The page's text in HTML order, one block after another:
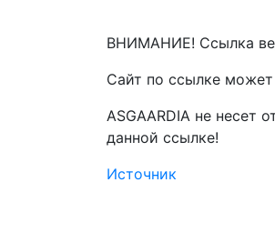
ВНИМАНИЕ! Ссылка
Сайт по ссылке
ASGAARDIA не несет
данной ссылке!
Источник